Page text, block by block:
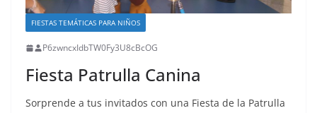
FIESTAS TEMÁTICAS PARA NIÑOS
P6zwncxIdbTW0Fy3U8cBcOG
Fiesta Patrulla Canina
Sorprende a tus invitados con una Fiesta de la Patrulla